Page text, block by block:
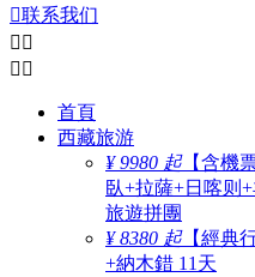
联系我们
 
 
首頁
西藏旅游
¥ 9980 起【含機
臥+拉薩+日喀则
旅遊拼團
¥ 8380 起【經典
+納木錯 11天